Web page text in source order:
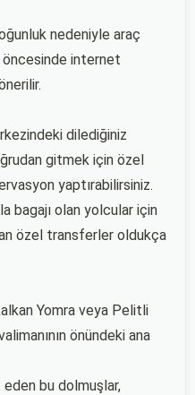
nedeniyle araç
öncesinde internet
dilediğiniz
gitmek için özel
yaptırabilirsiniz.
bagajı olan yolcular için
özel transferler oldukça
Yomra veya Pelitli
önündeki ana
eden bu dolmuşlar,